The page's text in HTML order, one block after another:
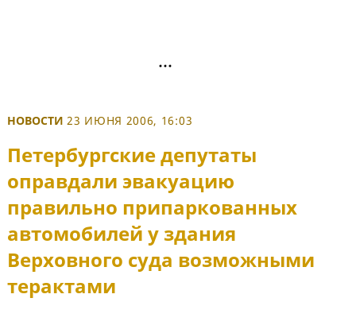
НОВОСТИ 23 ИЮНЯ 2006, 16:03
Петербургские депутаты
оправдали эвакуацию
правильно припаркованных
автомобилей у здания
Верховного суда возможными
терактами